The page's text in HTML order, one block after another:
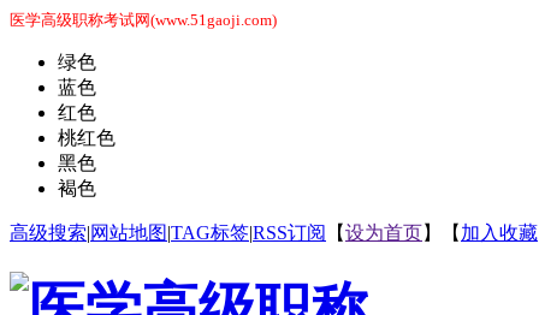
医学高级职称考试网(www.51gaoji.com)
绿色
蓝色
红色
桃红色
黑色
褐色
高级搜索|网站地图|TAG标签|RSS订阅 【设为首页】【 加入收藏